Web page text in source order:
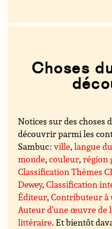
Choses
Notices sur des choses
découvrir parmi les
Sambuc :ville,langue
monde,couleur,région
Classification Thèmes
Dewey,Classification
Éditeur,Contributeur à
Auteur d’une œuvre de
littéraire. Et bientôt